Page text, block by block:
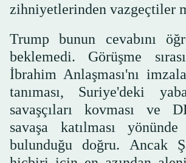
zihniyetlerinden vazgeçtiler
Trump bunun cevabını
beklemedi. Görüşme
İbrahim Anlaşması'nı
tanıması, Suriye'deki
savaşçıları kovması ve
savaşa katılması
bulunduğu doğru. Ancak